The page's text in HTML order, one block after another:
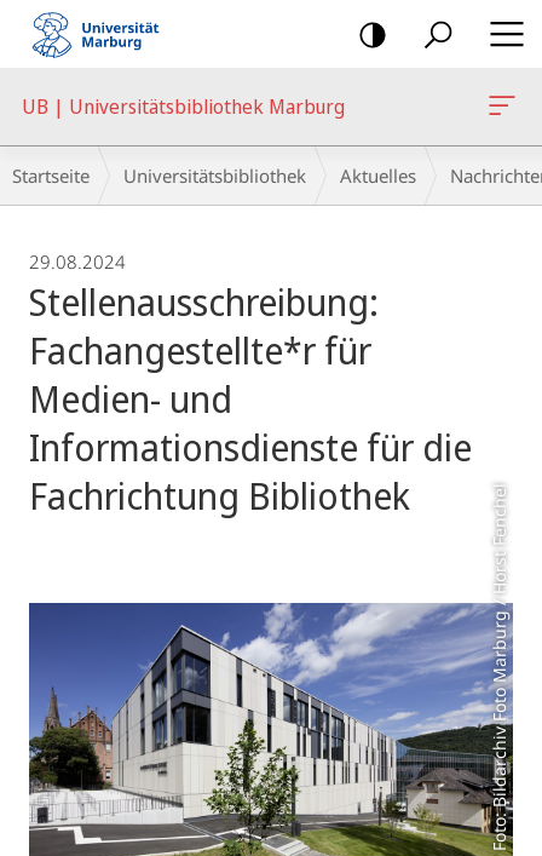
Mobile-
Navigation
UB | Universitätsbibliothek Marburg
Breadcrumb-
Navigation
Startseite Universitätsbibliothek Aktuelles
29.08.2024
Stellenausschreibung:
Fachangestellte*r für
Medien- und
Informationsdienste für die
Fachrichtung Bibliothek
Foto: Bildarchiv Foto Marburg / Horst Fenchel